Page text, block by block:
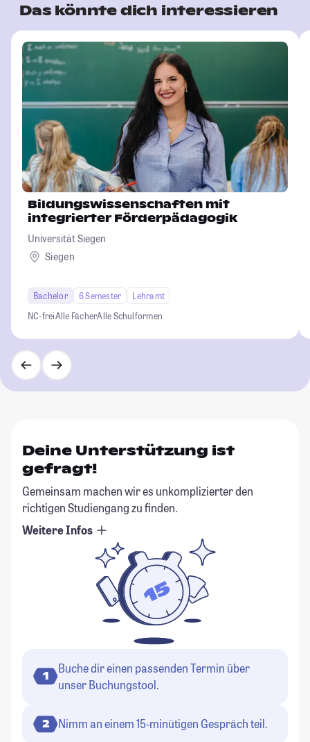
Das könnte dich interessieren
Bildungswissenschaften mit
integrierter Förderpädagogik
Universität Siegen
Siegen
Bachelor 6 Semester
Lehramt
NC-freiAlle FächerAlle Schulformen
Deine Unterstützung ist
gefragt!
Gemeinsam machen wir es unkomplizierter den
richtigen Studiengang zu finden.
Weitere Infos
1
Buche dir einen passenden Termin über
unser Buchungstool.
2 Nimm an einem 15-minütigen Gespräch teil.